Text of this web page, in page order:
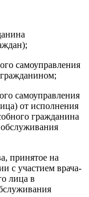
самоуправления
самоуправления
от исполнения
гражданина
принятое на
с участием врача-
лица в